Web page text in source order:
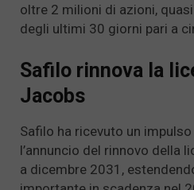
oltre 2 milioni di azioni,
degli ultimi 30 giorni pari a
Safilo rinnova la
Jacobs
Safilo ha ricevuto un
l’annuncio del rinnovo della
a dicembre 2031,